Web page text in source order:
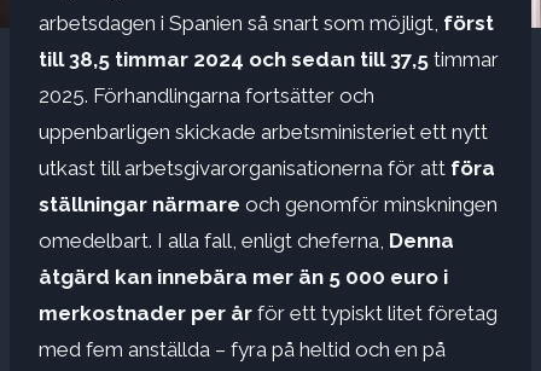
arbetsdagen i Spanien så snart som möjligt, först
till 38,5 timmar 2024 och sedan till 37,5 timmar
2025. Förhandlingarna fortsätter och
uppenbarligen skickade arbetsministeriet ett nytt
utkast till arbetsgivarorganisationerna för att föra
ställningar närmare och genomför minskningen
omedelbart. I alla fall, enligt cheferna, Denna
åtgärd kan innebära mer än 5 000 euro i
merkostnader per år för ett typiskt litet företag
med fem anställda – fyra på heltid och en på